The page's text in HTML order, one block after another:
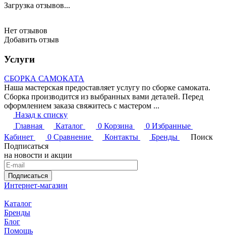
Загрузка отзывов...
Нет отзывов
Добавить отзыв
Услуги
СБОРКА САМОКАТА
Наша мастерская предоставляет услугу по сборке самоката.
Сборка производится из выбранных вами деталей. Перед
оформлением заказа свяжитесь с мастером ...
Назад к списку
Главная
Каталог 0 Корзина 0 Избранные
Кабинет
0 Сравнение Контакты Бренды
Поиск
Подписаться
на новости и акции
Подписаться
Интернет-магазин
Каталог
Бренды
Блог
Помощь